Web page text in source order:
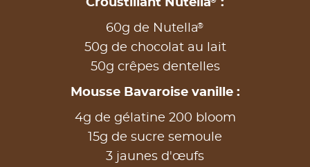
Croustillant Nutella :
60g de Nutella®
50g de chocolat au lait
50g crêpes dentelles
Mousse Bavaroise vanille :
4g de gélatine 200 bloom
15g de sucre semoule
3 jaunes d'œufs